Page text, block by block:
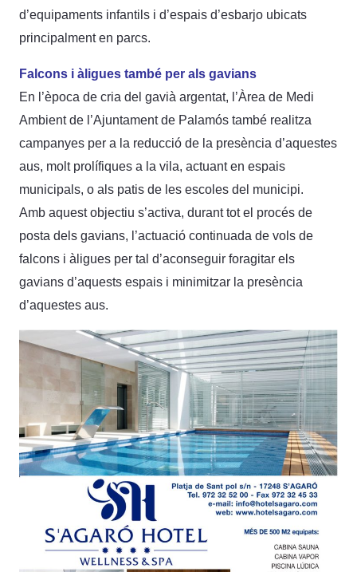
d’equipaments infantils i d’espais d’esbarjo ubicats
principalment en parcs.
Falcons i àligues també per als gavians
En l’època de cria del gavià argentat, l’Àrea de Medi
Ambient de l’Ajuntament de Palamós també realitza
campanyes per a la reducció de la presència d’aquestes
aus, molt prolífiques a la vila, actuant en espais
municipals, o als patis de les escoles del municipi.
Amb aquest objectiu s’activa, durant tot el procés de
posta dels gavians, l’actuació continuada de vols de
falcons i àligues per tal d’aconseguir foragitar els
gavians d’aquests espais i minimitzar la presència
d’aquestes aus.